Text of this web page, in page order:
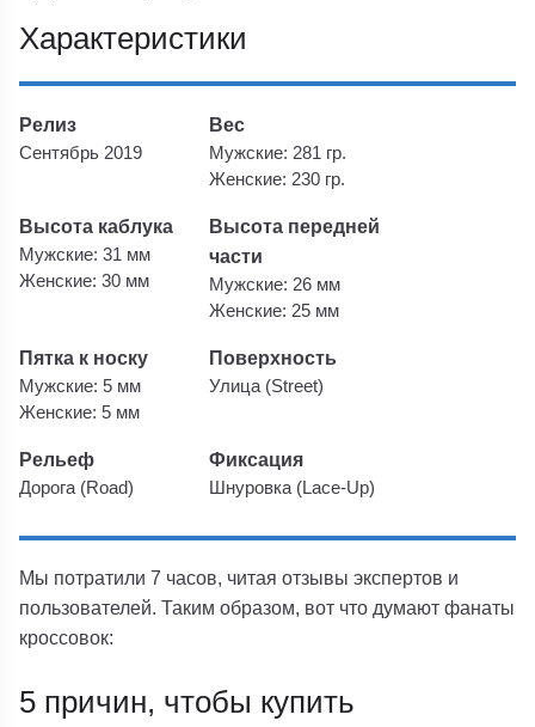
Характеристики
Релиз
Сентябрь 2019
Вес
Мужские: 281 гр.
Женские: 230 гр.
Высота каблука
Мужские: 31 мм
Женские: 30 мм
Высота передней
части
Мужские: 26 мм
Женские: 25 мм
Пятка к носку
Мужские: 5 мм
Женские: 5 мм
Поверхность
Улица (Street)
Рельеф
Дорога (Road)
Фиксация
Шнуровка (Lace-Up)
Мы потратили 7 часов, читая отзывы экспертов и
пользователей. Таким образом, вот что думают фанаты
кроссовок:
5 причин, чтобы купить